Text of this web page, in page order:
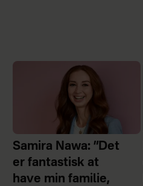
Samira Nawa: ”Det
er fantastisk at
have min familie,